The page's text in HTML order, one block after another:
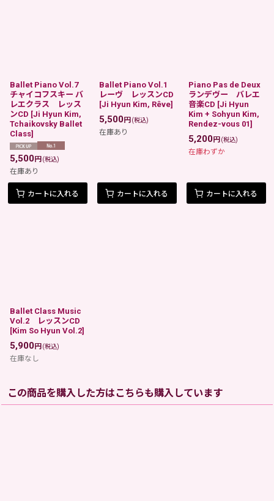
Ballet Piano Vol.7
チャイコフスキー バ
レエクラス レッス
ンCD [Ji Hyun Kim,
Tchaikovsky Ballet
Class]
5,500円 (税込)
在庫あり
カートに入れる
Ballet Piano Vol.1
レーヴ レッスンCD
[Ji Hyun Kim, Rêve]
5,500円 (税込)
在庫あり
カートに入れる
Piano Pas de Deux
ランデヴー バレエ
音楽CD [Ji Hyun
Kim + Sohyun Kim,
Rendez-vous 01]
5,200円 (税込)
在庫わずか
カートに入れる
Ballet Class Music
Vol.2 レッスンCD
[Kim So Hyun Vol.2]
5,900円 (税込)
在庫なし
この商品を購入した方はこちらも購入しています